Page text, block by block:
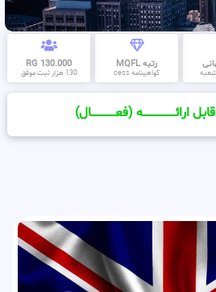
رتبه MQFL
گواهینامه cess
130.000 RG
130 هزار ثبت موفق
(فعـــــــــــــــال)